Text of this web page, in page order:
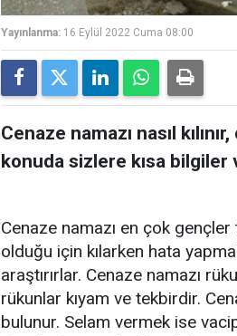
Yayınlanma: 16 Eylül 2022 Cuma 08:00
Cenaze namazı nasıl
konuda sizlere kısa bilgiler
Cenaze namazı en çok gençler
olduğu için kılarken hata
araştırırlar. Cenaze namazı
rükunlar kıyam ve tekbirdir.
bulunur. Selam vermek ise